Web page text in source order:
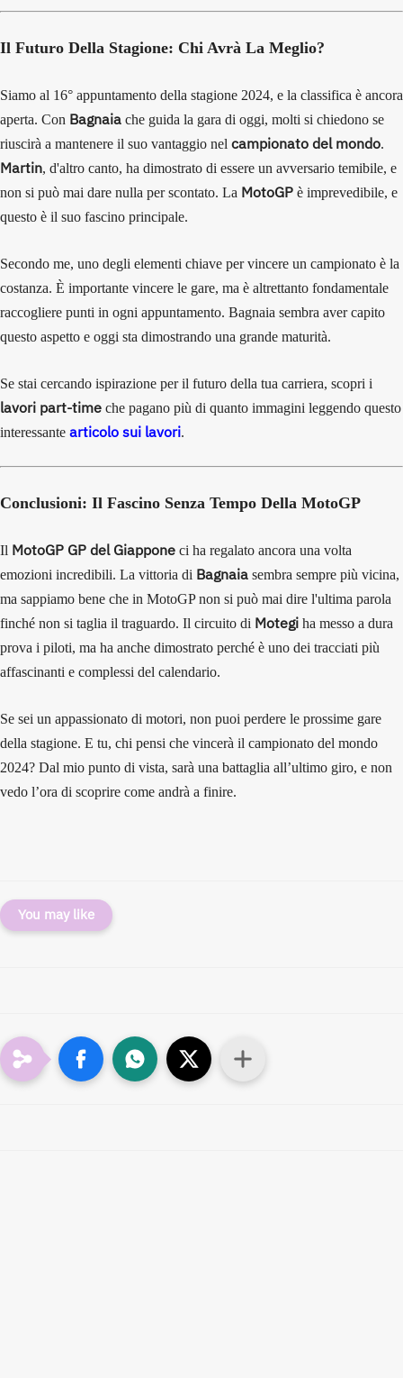
Il Futuro Della Stagione: Chi Avrà La Meglio?
Siamo al 16° appuntamento della stagione 2024, e la classifica è ancora
aperta. Con Bagnaia che guida la gara di oggi, molti si chiedono se
riuscirà a mantenere il suo vantaggio nel campionato del mondo.
Martin, d'altro canto, ha dimostrato di essere un avversario temibile, e
non si può mai dare nulla per scontato. La MotoGP è imprevedibile, e
questo è il suo fascino principale.
Secondo me, uno degli elementi chiave per vincere un campionato è la
costanza. È importante vincere le gare, ma è altrettanto fondamentale
raccogliere punti in ogni appuntamento. Bagnaia sembra aver capito
questo aspetto e oggi sta dimostrando una grande maturità.
Se stai cercando ispirazione per il futuro della tua carriera, scopri i
lavori part-time che pagano più di quanto immagini leggendo questo
interessante articolo sui lavori.
Conclusioni: Il Fascino Senza Tempo Della MotoGP
Il MotoGP GP del Giappone ci ha regalato ancora una volta
emozioni incredibili. La vittoria di Bagnaia sembra sempre più vicina,
ma sappiamo bene che in MotoGP non si può mai dire l'ultima parola
finché non si taglia il traguardo. Il circuito di Motegi ha messo a dura
prova i piloti, ma ha anche dimostrato perché è uno dei tracciati più
affascinanti e complessi del calendario.
Se sei un appassionato di motori, non puoi perdere le prossime gare
della stagione. E tu, chi pensi che vincerà il campionato del mondo
2024? Dal mio punto di vista, sarà una battaglia all’ultimo giro, e non
vedo l’ora di scoprire come andrà a finire.
You may like